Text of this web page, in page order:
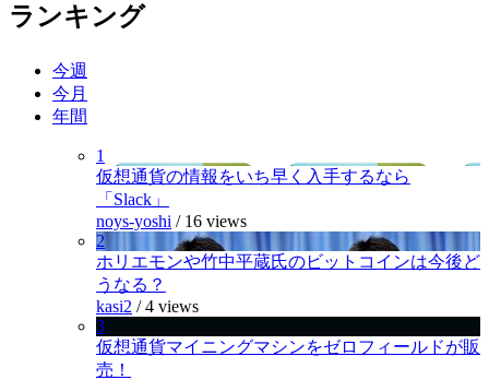
ランキング
今週
今月
年間
1
仮想通貨の情報をいち早く入手するなら
「Slack」
noys-yoshi / 16 views
2
ホリエモンや竹中平蔵氏のビットコインは今後ど
うなる？
kasi2 /4 views
3
仮想通貨マイニングマシンをゼロフィールドが販
売！